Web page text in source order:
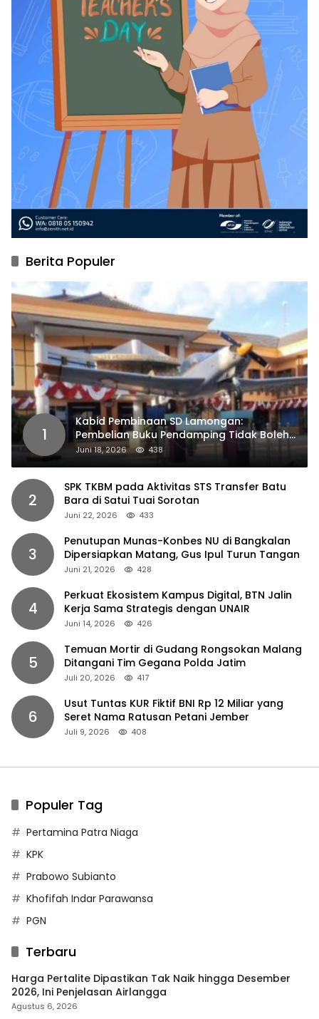
Berita Populer
1
Kabid Pembinaan SD Lamongan:
Pembelian Buku Pendamping Tidak Boleh
Dipaksakan
Juni 18, 2026 438
2
SPK TKBM pada Aktivitas STS Transfer Batu
Bara di Satui Tuai Sorotan
Juni 22, 2026 433
3
Penutupan Munas-Konbes NU di Bangkalan
Dipersiapkan Matang, Gus Ipul Turun Tangan
Juni 21, 2026 428
4
Perkuat Ekosistem Kampus Digital, BTN Jalin
Kerja Sama Strategis dengan UNAIR
Juni 14, 2026 426
5
Temuan Mortir di Gudang Rongsokan Malang
Ditangani Tim Gegana Polda Jatim
Juli 20, 2026 417
6
Usut Tuntas KUR Fiktif BNI Rp 12 Miliar yang
Seret Nama Ratusan Petani Jember
Juli 9, 2026 408
Populer Tag
Pertamina Patra Niaga
KPK
Prabowo Subianto
Khofifah Indar Parawansa
PGN
Terbaru
Harga Pertalite Dipastikan Tak Naik hingga Desember
2026, Ini Penjelasan Airlangga
Agustus 6, 2026